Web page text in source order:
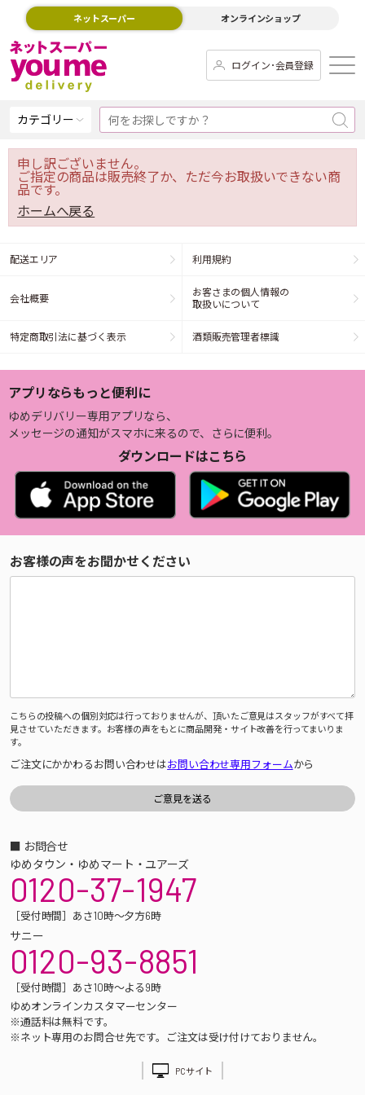
ネットスーパー オンラインショップ
ログイン･会員登録
カテゴリー
申し訳ございません。
ご指定の商品は販売終了か、ただ今お取扱いできない商
品です。
ホームへ戻る
配送エリア 利用規約
会社概要
お客さまの個人情報の
取扱いについて
特定商取引法に基づく表示 酒類販売管理者標識
アプリならもっと便利に
ゆめデリバリー専用アプリなら、
メッセージの通知がスマホに来るので、さらに便利。
ダウンロードはこちら
お客様の声をお聞かせください
こちらの投稿への個別対応は行っておりませんが、頂いたご意見はスタッフがすべて拝
見させていただきます。お客様の声をもとに商品開発・サイト改善を行ってまいりま
す。
ご注文にかかわるお問い合わせはお問い合わせ専用フォームから
■ お問合せ
ゆめタウン・ゆめマート・ユアーズ
0120-37-1947
［受付時間］あさ10時～夕方6時
サニー
0120-93-8851
［受付時間］あさ10時～よる9時
ゆめオンラインカスタマーセンター
※通話料は無料です。
※ネット専用のお問合せ先です。ご注文は受け付けておりません。
PCサイト